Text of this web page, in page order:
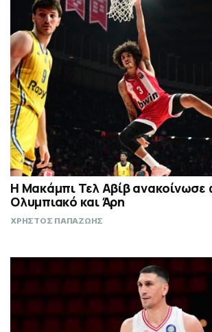
Η Μακάμπι Τελ Αβίβ ανακοίνωσε
Ολυμπιακό και Άρη
ΧΡΗΣΤΟΣ ΠΑΠΑΖΩΗΣ